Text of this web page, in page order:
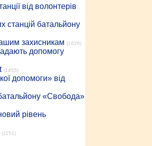
від волонтерів
станцій батальйону
захисникам (1626)
допомогу
(1455)
допомоги» від
«Свобода»
рівень
(1151)